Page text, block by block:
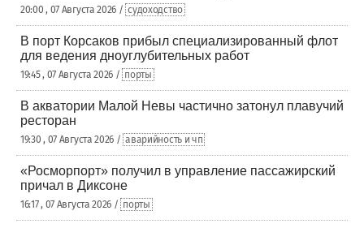
20:00 , 07 Августа 2026 / судоходство
В порт Корсаков прибыл специализированный флот
для ведения дноуглубительных работ
19:45 , 07 Августа 2026 / порты
В акватории Малой Невы частично затонул плавучий
ресторан
19:30 , 07 Августа 2026 / аварийность и чп
«Росморпорт» получил в управление пассажирский
причал в Диксоне
16:17 , 07 Августа 2026 / порты